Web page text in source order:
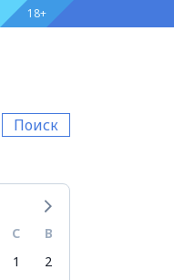
18+
Поиск
С
В
1
2